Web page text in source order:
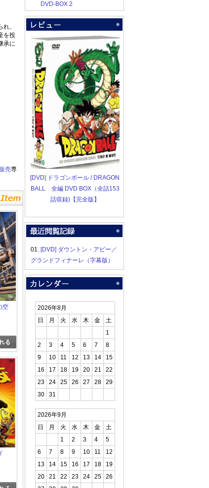
、
を投
承に
売専
空
DVD-BOX 2
[DVD] ドラゴンボール / DRAGON
BALL 全編 DVD BOX（全話153
話収録)【完全版】
01. [DVD] ダウントン・アビー／
グランドフィナーレ（字幕版）
2026年8月
日
月 火 水 木 金
土
1
2
3 4 5 6 7
8
9
10 11 12 13 14
15
16
17 18 19 20 21
22
23
24 25 26 27 28
29
30
31
2026年9月
日
月 火 水 木 金
土
1
2 3 4
5
6
7 8 9 10 11
12
13
14 15 16 17 18
19
20
21 22 23 24 25
26